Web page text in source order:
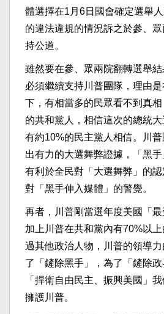
體選擇在1月6日國會確定選舉
的違法違規的情況訴之於參、
持公道。
雖然要在參、眾兩院翻轉選舉
必須繼續支持川普團隊，理由
下，有相當多的民眾看不到真
的共和黨人，相信這次的總統
有約10%的民主黨人相信。川
出有力的大選舞弊證據，「黑手
有利於全民對「大選舞弊」的
對「黑手伸入媒體」的警覺。
再者，川普剛當選年度美國「最
加上川普在共和黨內有70%以
過其他政治人物，川普的領導
了「鏟除黑手」，為了「鏟除
「捍衛自由民主、振興美國」
擁護川普。